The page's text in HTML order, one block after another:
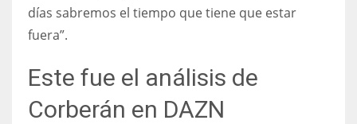
WSH
26
días sabremos el tiempo que tiene que estar
fuera”.
Este fue el análisis de
Corberán en DAZN